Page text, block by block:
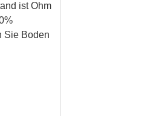
ist Ohm
Sie Boden